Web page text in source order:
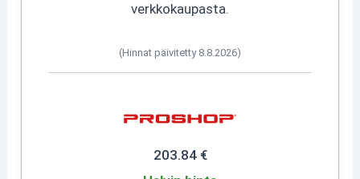
verkkokaupasta.
(Hinnat päivitetty 8.8.2026)
203.84 €